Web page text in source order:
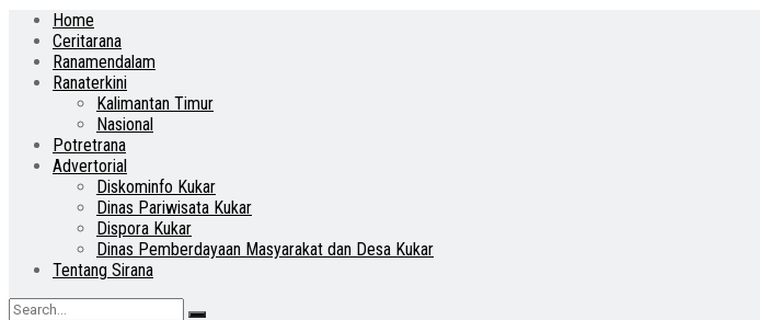
Home
Ceritarana
Ranamendalam
Ranaterkini
Kalimantan Timur
Nasional
Potretrana
Advertorial
Diskominfo Kukar
Dinas Pariwisata Kukar
Dispora Kukar
Dinas Pemberdayaan Masyarakat dan Desa Kukar
Tentang Sirana